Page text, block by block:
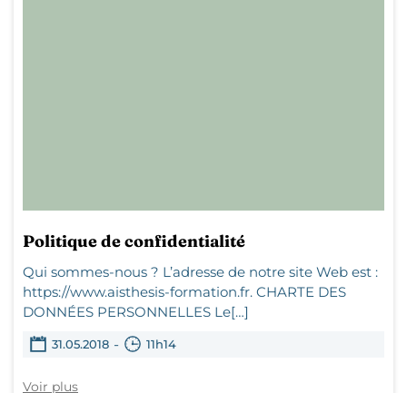
Politique de confidentialité
Qui sommes-nous ? L’adresse de notre site Web est :
https://www.aisthesis-formation.fr. CHARTE DES
DONNÉES PERSONNELLES Le[…]
31.05.2018 - 11h14
Voir plus